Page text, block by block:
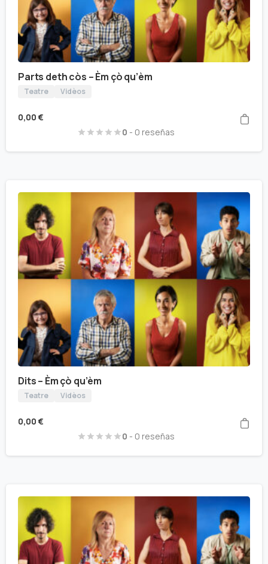
Parts deth còs – Èm çò qu’èm
Teatre Vidèos
0,00 €
0 - 0 reseñas
Dits – Èm çò qu’èm
Teatre Vidèos
0,00 €
0 - 0 reseñas